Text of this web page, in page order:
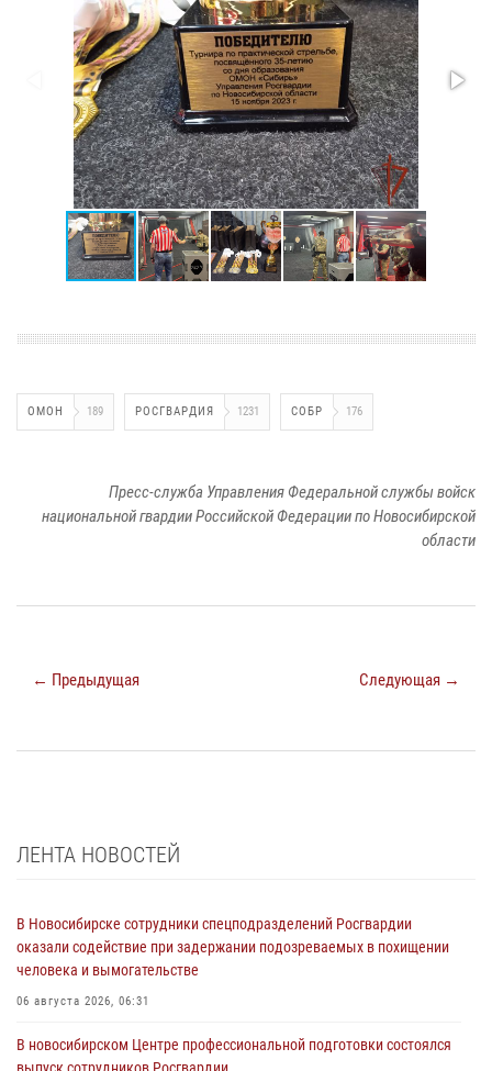
ОМОН 189 РОСГВАРДИЯ 1231 СОБР 176
Пресс-служба Управления Федеральной службы войск
национальной гвардии Российской Федерации по Новосибирской
области
← Предыдущая Следующая →
ЛЕНТА НОВОСТЕЙ
В Новосибирске сотрудники спецподразделений Росгвардии
оказали содействие при задержании подозреваемых в похищении
человека и вымогательстве
06 августа 2026, 06:31
В новосибирском Центре профессиональной подготовки состоялся